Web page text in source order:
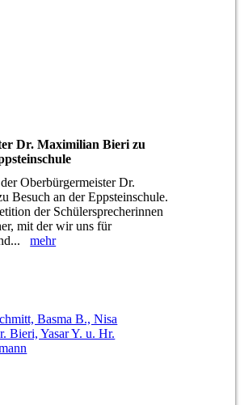
Dr. Maximilian Bieri zu
Oberbürgermeister Dr.
Besuch an der Eppsteinschule.
der Schülersprecherinnen
mit der wir uns für
mehr
Basma B., Nisa
Bieri, Yasar Y. u. Hr.